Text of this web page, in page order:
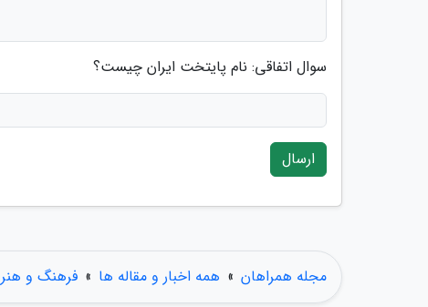
سوال اتفاقی: نام پایتخت ایران چیست؟
ارسال
مجله همراهان » همه اخبار و مقاله ها » فرهنگ و هنر